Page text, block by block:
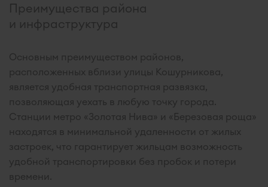
Преимущества района
и инфраструктура
Основным преимуществом районов,
расположенных вблизи улицы Кошурникова,
является удобная транспортная развязка,
позволяющая уехать в любую точку города.
Станции метро «Золотая Нива» и «Березовая роща»
находятся в минимальной удаленности от жилых
застроек, что гарантирует жильцам возможность
удобной транспортировки без пробок и потери
времени.